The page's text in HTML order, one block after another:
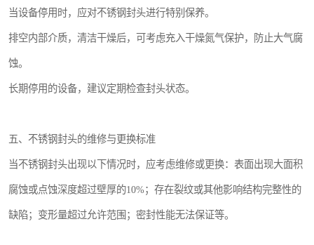
当设备停用时，应对不锈钢封头进行特别保养。
排空内部介质，清洁干燥后，可考虑充入干燥氮气保护，防止大气腐
蚀。
长期停用的设备，建议定期检查封头状态。
五、不锈钢封头的维修与更换标准
当不锈钢封头出现以下情况时，应考虑维修或更换：表面出现大面积
腐蚀或点蚀深度超过壁厚的10%；存在裂纹或其他影响结构完整性的
缺陷；变形量超过允许范围；密封性能无法保证等。